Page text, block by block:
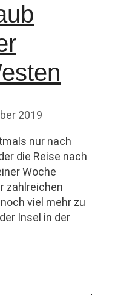
2019
nur nach
die Reise nach
Woche
zahlreichen
viel mehr zu
Insel in der